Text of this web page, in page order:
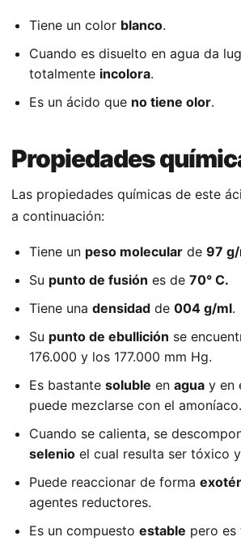
Tiene un color blanco.
Cuando es disuelto en agua da
totalmente incolora.
Es un ácido que no tiene olor.
Propiedades
Las propiedades químicas de este
a continuación:
Tiene un peso molecular de 97
Su punto de fusión es de 70° C.
Tiene una densidad de 004 g/ml.
Su punto de ebullición se
176.000 y los 177.000 mm Hg.
Es bastante soluble en agua y en
puede mezclarse con el amoníaco.
Cuando se calienta, se
selenio el cual resulta ser tóxico
Puede reaccionar de forma
agentes reductores.
Es un compuesto estable pero es